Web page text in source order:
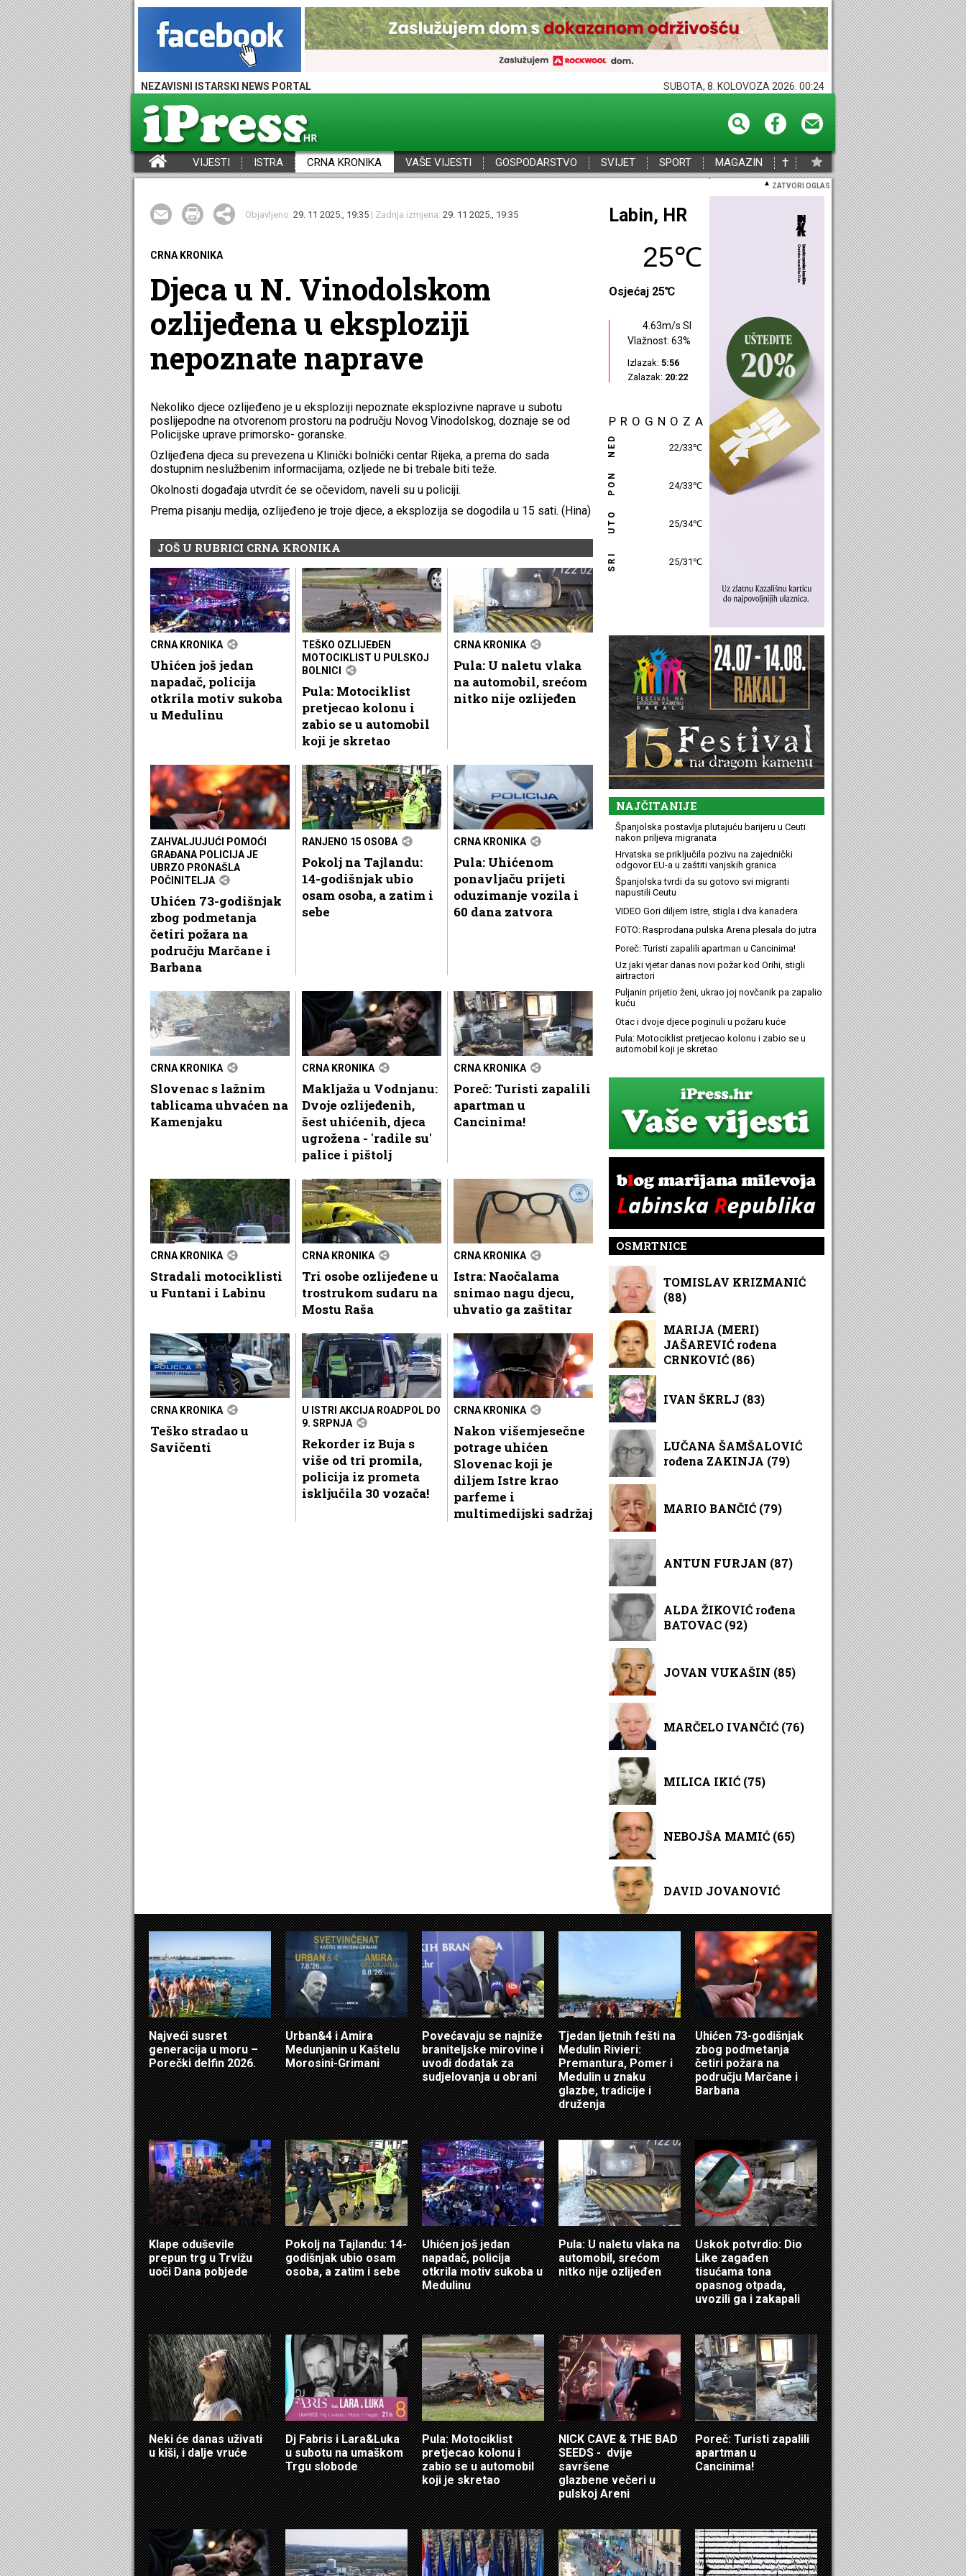
NEZAVISNI ISTARSKI NEWS PORTAL SUBOTA, 8. KOLOVOZA 2026. 00:24
VIJESTI ISTRA CRNA KRONIKA VAŠE VIJESTI GOSPODARSTVO SVIJET SPORT MAGAZIN †
ZATVORI OGLAS
Objavljeno: 29. 11 2025., 19:35 | Zadnja izmjena: 29. 11 2025., 19:35
CRNA KRONIKA
Djeca u N. Vinodolskom
ozlijeđena u eksploziji
nepoznate naprave
Nekoliko djece ozlijeđeno je u eksploziji nepoznate eksplozivne naprave u subotu
poslijepodne na otvorenom prostoru na području Novog Vinodolskog, doznaje se od
Policijske uprave primorsko- goranske.
Ozlijeđena djeca su prevezena u Klinički bolnički centar Rijeka, a prema do sada
dostupnim neslužbenim informacijama, ozljede ne bi trebale biti teže.
Okolnosti događaja utvrdit će se očevidom, naveli su u policiji.
Prema pisanju medija, ozlijeđeno je troje djece, a eksplozija se dogodila u 15 sati. (Hina)
JOŠ U RUBRICI CRNA KRONIKA
CRNA KRONIKA
Uhićen još jedan
napadač, policija
otkrila motiv sukoba
u Medulinu
TEŠKO OZLIJEĐEN
MOTOCIKLIST U PULSKOJ
BOLNICI
Pula: Motociklist
pretjecao kolonu i
zabio se u automobil
koji je skretao
CRNA KRONIKA
Pula: U naletu vlaka
na automobil, srećom
nitko nije ozlijeđen
ZAHVALJUJUĆI POMOĆI
GRAĐANA POLICIJA JE
UBRZO PRONAŠLA
POČINITELJA
Uhićen 73-godišnjak
zbog podmetanja
četiri požara na
području Marčane i
Barbana
RANJENO 15 OSOBA
Pokolj na Tajlandu:
14-godišnjak ubio
osam osoba, a zatim i
sebe
CRNA KRONIKA
Pula: Uhićenom
ponavljaču prijeti
oduzimanje vozila i
60 dana zatvora
CRNA KRONIKA
Slovenac s lažnim
tablicama uhvaćen na
Kamenjaku
CRNA KRONIKA
Makljaža u Vodnjanu:
Dvoje ozlijeđenih,
šest uhićenih, djeca
ugrožena - 'radile su'
palice i pištolj
CRNA KRONIKA
Poreč: Turisti zapalili
apartman u
Cancinima!
CRNA KRONIKA
Stradali motociklisti
u Funtani i Labinu
CRNA KRONIKA
Tri osobe ozlijeđene u
trostrukom sudaru na
Mostu Raša
CRNA KRONIKA
Istra: Naočalama
snimao nagu djecu,
uhvatio ga zaštitar
CRNA KRONIKA
Teško stradao u
Savičenti
U ISTRI AKCIJA ROADPOL DO
9. SRPNJA
Rekorder iz Buja s
više od tri promila,
policija iz prometa
isključila 30 vozača!
CRNA KRONIKA
Nakon višemjesečne
potrage uhićen
Slovenac koji je
diljem Istre krao
parfeme i
multimedijski sadržaj
Poreč, HR
26℃
Osjećaj 26℃
1.53m/s JI
Vlažnost: 42%
Izlazak: 5:58
Zalazak: 20:24
PROGNOZA
NED 25/30℃
PON 26/31℃
UTO 26/32℃
SRI 26/30℃
NAJČITANIJE
Španjolska postavlja plutajuću barijeru u Ceuti
nakon priljeva migranata
Hrvatska se priključila pozivu na zajednički
odgovor EU-a u zaštiti vanjskih granica
Španjolska tvrdi da su gotovo svi migranti
napustili Ceutu
VIDEO Gori diljem Istre, stigla i dva kanadera
FOTO: Rasprodana pulska Arena plesala do jutra
Poreč: Turisti zapalili apartman u Cancinima!
Uz jaki vjetar danas novi požar kod Orihi, stigli
airtractori
Puljanin prijetio ženi, ukrao joj novčanik pa zapalio
kuću
Otac i dvoje djece poginuli u požaru kuće
Pula: Motociklist pretjecao kolonu i zabio se u
automobil koji je skretao
OSMRTNICE
TOMISLAV KRIZMANIĆ
(88)
MARIJA (MERI)
JAŠAREVIĆ rođena
CRNKOVIĆ (86)
IVAN ŠKRLJ (83)
LUČANA ŠAMŠALOVIĆ
rođena ZAKINJA (79)
MARIO BANČIĆ (79)
ANTUN FURJAN (87)
ALDA ŽIKOVIĆ rođena
BATOVAC (92)
JOVAN VUKAŠIN (85)
MARČELO IVANČIĆ (76)
MILICA IKIĆ (75)
NEBOJŠA MAMIĆ (65)
DAVID JOVANOVIĆ
Najveći susret
generacija u moru –
Porečki delfin 2026.
Urban&4 i Amira
Medunjanin u Kaštelu
Morosini-Grimani
Povećavaju se najniže
braniteljske mirovine i
uvodi dodatak za
sudjelovanja u obrani
Tjedan ljetnih fešti na
Medulin Rivieri:
Premantura, Pomer i
Medulin u znaku
glazbe, tradicije i
druženja
Uhićen 73-godišnjak
zbog podmetanja
četiri požara na
području Marčane i
Barbana
Klape oduševile
prepun trg u Trvižu
uoči Dana pobjede
Pokolj na Tajlandu: 14-
godišnjak ubio osam
osoba, a zatim i sebe
Uhićen još jedan
napadač, policija
otkrila motiv sukoba u
Medulinu
Pula: U naletu vlaka na
automobil, srećom
nitko nije ozlijeđen
Uskok potvrdio: Dio
Like zagađen
tisućama tona
opasnog otpada,
uvozili ga i zakapali
Neki će danas uživati
u kiši, i dalje vruće
Dj Fabris i Lara&Luka
u subotu na umaškom
Trgu slobode
Pula: Motociklist
pretjecao kolonu i
zabio se u automobil
koji je skretao
NICK CAVE & THE BAD
SEEDS - dvije
savršene
glazbene večeri u
pulskoj Areni
Poreč: Turisti zapalili
apartman u
Cancinima!